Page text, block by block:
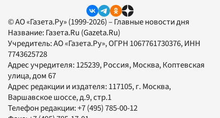
© АО «Газета.Ру» (1999-2026) – Главные новости дня
Название: Газета.Ru (Gazeta.Ru)
Учредитель:АО «Газета.Ру», ОГРН 1067761730376, ИНН
7743625728
Адрес учредителя: 125239, Россия, Москва, Коптевская
улица, дом 67
Адрес редакции и издателя: 117105, г. Москва,
Варшавское шоссе, д.9, стр.1
Телефон редакции:+7 (495) 785-00-12